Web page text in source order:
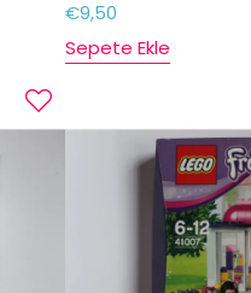
€9,50
Sepete Ekle